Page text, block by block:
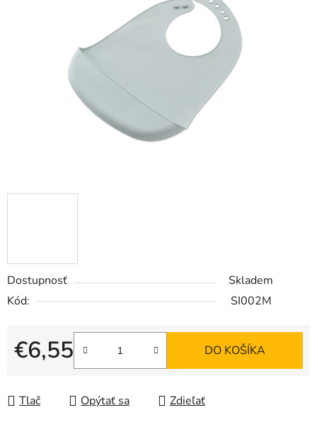
Dostupnosť
Skladem
Kód:
SI002M
€6,55
Jednotková cena:
DO KOŠÍKA
Tlač Opýtať sa Zdieľať